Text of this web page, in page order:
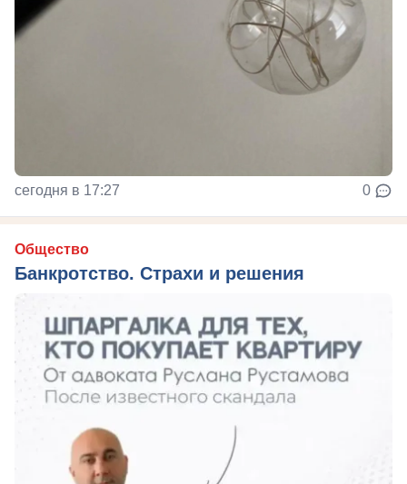
сегодня в 17:27 0
Общество
Банкротство. Страхи и решения